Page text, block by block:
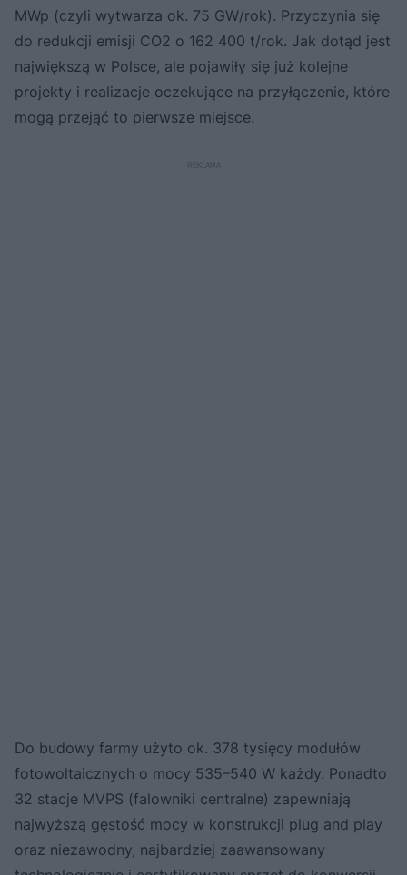
MWp (czyli wytwarza ok. 75 GW/rok). Przyczynia się
do redukcji emisji CO2 o 162 400 t/rok. Jak dotąd jest
największą w Polsce, ale pojawiły się już kolejne
projekty i realizacje oczekujące na przyłączenie, które
mogą przejąć to pierwsze miejsce.
Do budowy farmy użyto ok. 378 tysięcy modułów
fotowoltaicznych o mocy 535–540 W każdy. Ponadto
32 stacje MVPS (falowniki centralne) zapewniają
najwyższą gęstość mocy w konstrukcji plug and play
oraz niezawodny, najbardziej zaawansowany